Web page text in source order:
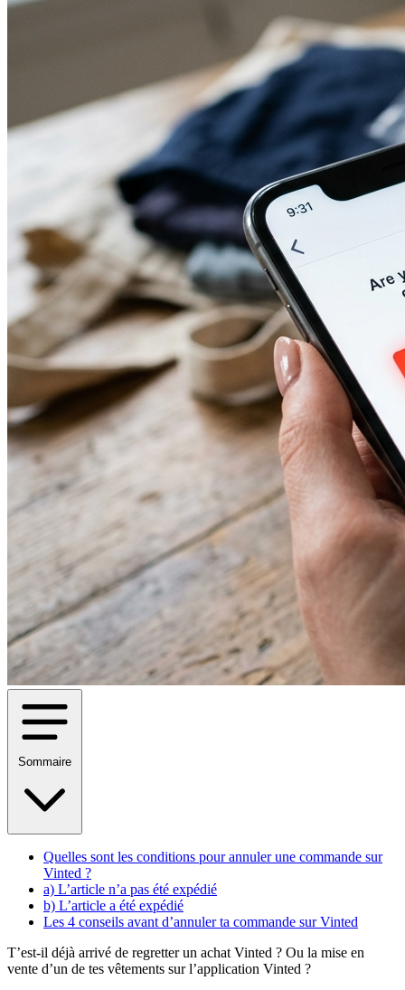
Sommaire
Quelles sont les conditions pour annuler une commande sur
Vinted ?
a) L’article n’a pas été expédié
b) L’article a été expédié
Les 4 conseils avant d’annuler ta commande sur Vinted
T’est-il déjà arrivé de regretter un achat Vinted ? Ou la mise en
vente d’un de tes vêtements sur l’application Vinted ?